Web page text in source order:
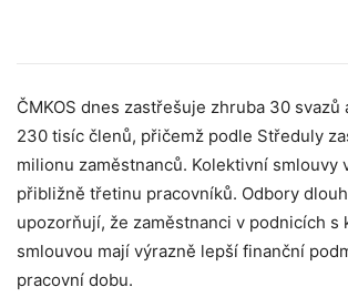
ČMKOS dnes zastřešuje zhruba 30 svazů
230 tisíc členů, přičemž podle Středuly
milionu zaměstnanců. Kolektivní smlouvy
přibližně třetinu pracovníků. Odbory
upozorňují, že zaměstnanci v podnicích s
smlouvou mají výrazně lepší finanční
pracovní dobu.